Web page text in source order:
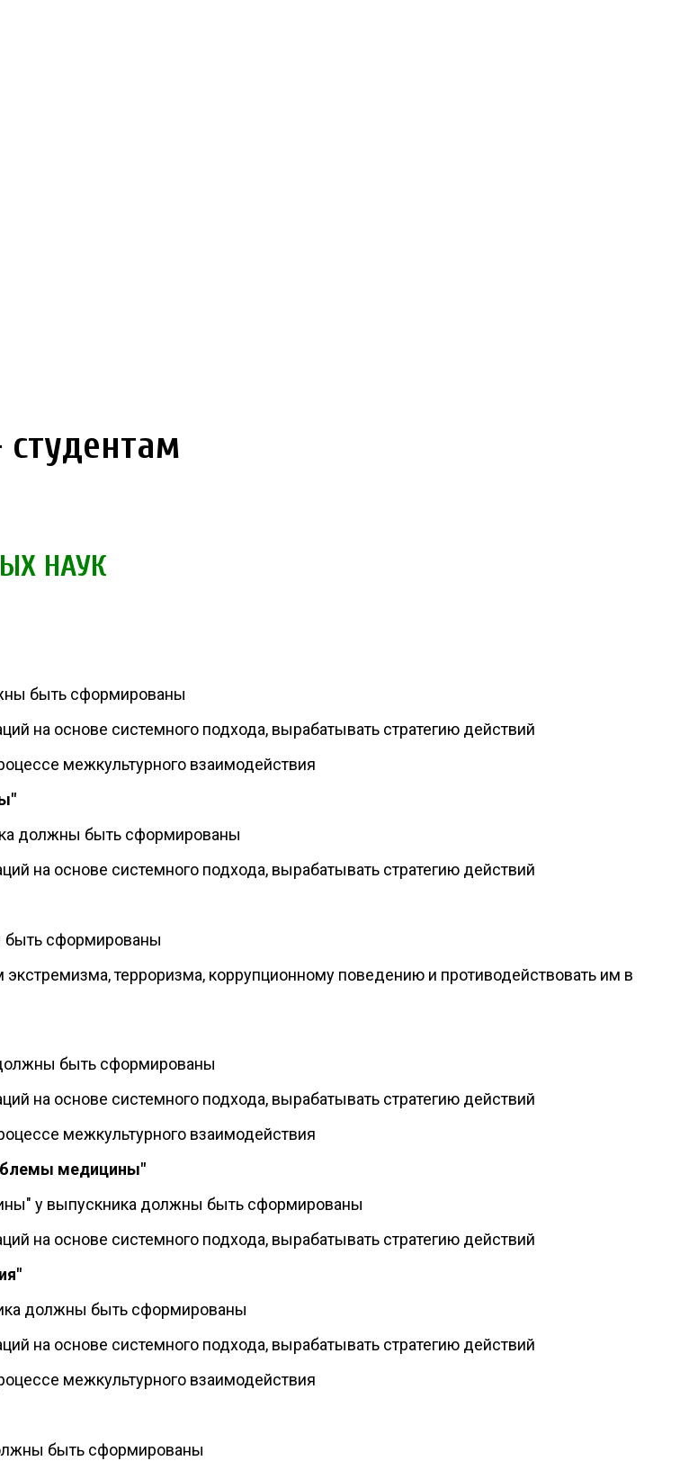
НАУК
быть сформированы
на основе системного подхода, вырабатывать стратегию действий
межкультурного взаимодействия
должны быть сформированы
на основе системного подхода, вырабатывать стратегию действий
быть сформированы
терроризма, коррупционному поведению и противодействовать им в
быть сформированы
на основе системного подхода, вырабатывать стратегию действий
межкультурного взаимодействия
медицины"
у выпускника должны быть сформированы
на основе системного подхода, вырабатывать стратегию действий
должны быть сформированы
на основе системного подхода, вырабатывать стратегию действий
межкультурного взаимодействия
быть сформированы